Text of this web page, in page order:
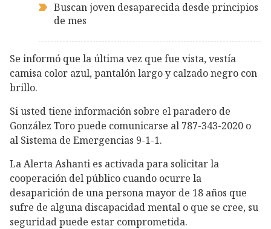
Buscan joven desaparecida desde principios
de mes
Se informó que la última vez que fue vista, vestía
camisa color azul, pantalón largo y calzado negro con
brillo.
Si usted tiene información sobre el paradero de
González Toro puede comunicarse al 787-343-2020 o
al Sistema de Emergencias 9-1-1.
La Alerta Ashanti es activada para solicitar la
cooperación del público cuando ocurre la
desaparición de una persona mayor de 18 años que
sufre de alguna discapacidad mental o que se cree, su
seguridad puede estar comprometida.